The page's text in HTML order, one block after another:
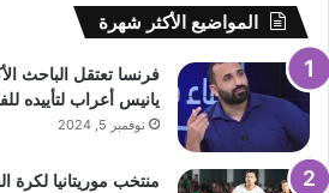
المواضيع الأكثر شهرة
فرنسا تعتقل الباحث
يانيس أعراب لتأييده
نوفمبر 5, 2024
منتخب موريتانيا